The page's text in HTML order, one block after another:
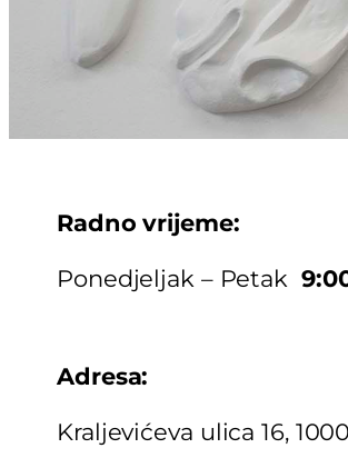
Radno vrijeme:
Ponedjeljak – Petak
Adresa:
Kraljevićeva ulica 16,